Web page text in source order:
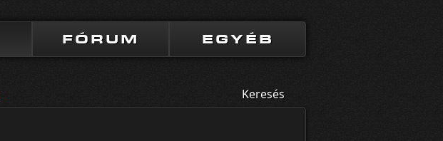
FÓRUM EGYÉB
Keresés